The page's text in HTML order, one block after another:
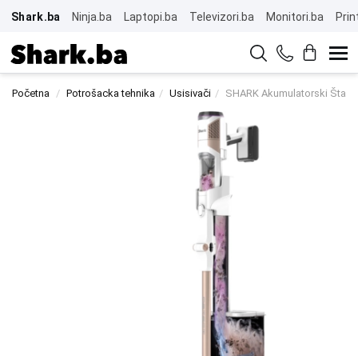
Shark.ba Ninja.ba Laptopi.ba Televizori.ba Monitori.ba
Početna Potrošacka tehnika Usisivači SHARK Akumulatorski